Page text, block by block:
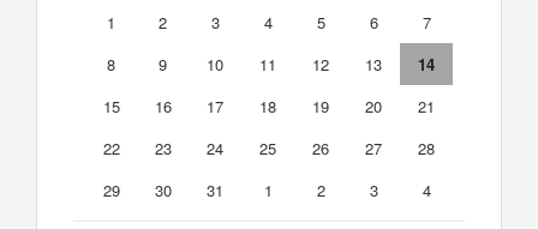
1
2 3 4 5 6
7
8
9 10 11 12 13
14
15
16 17 18 19 20
21
22
23 24 25 26 27
28
29
30 31 1 2 3 4